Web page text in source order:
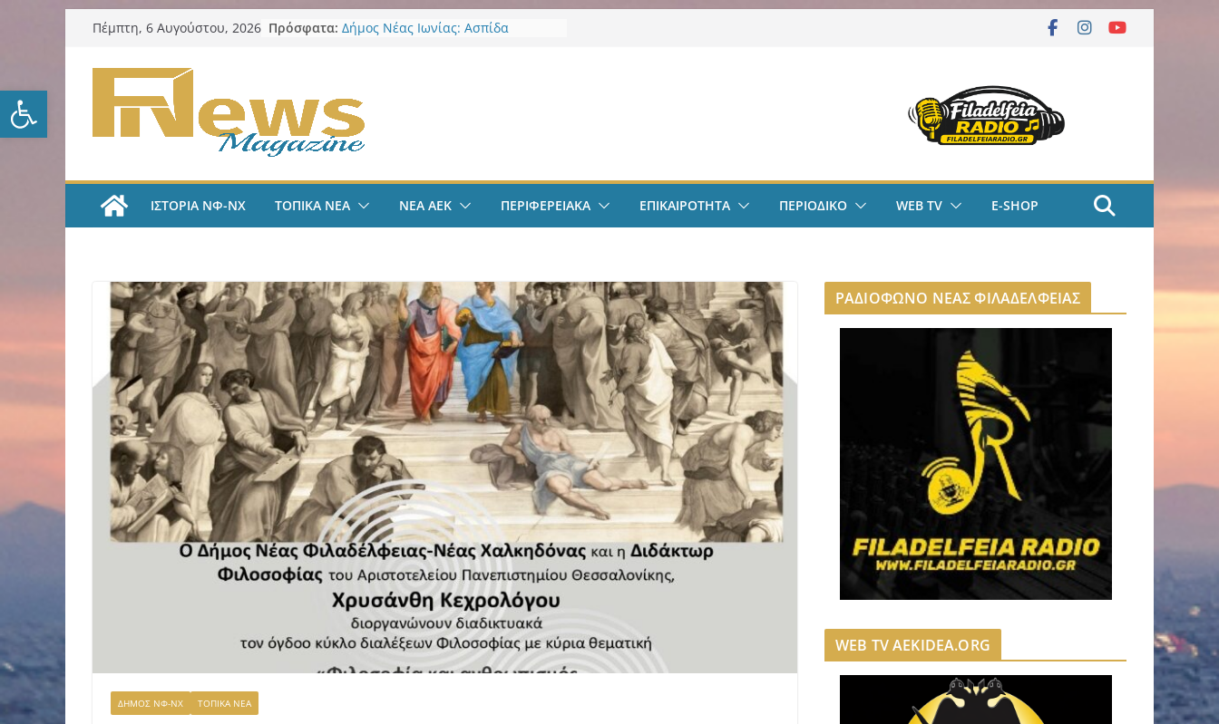
Ανοίξτε τη γραμμή εργαλείων
Μετάβαση
περιεχόμενο
Πέμπτη, 6 Αυγούστου, 2026 Πρόσφατα: Δήμος Νέας Ιωνίας: Ασπίδα
ΑΕΚ Ποδόσφαιρο: Στην Αθήνα ο
Μίλαν Βιτάλις – Περνά ιατρικά,
υπογράφει τετραετές συμβόλαιο
και πιάνει δουλειά στα Σπάτα
γραμμές με Γιάννη Ευστρατιάδη
και Κώστα Λαγάκη
συγκέντρωση και προπόνηση
ενόψει της νέας αγωνιστικής σεζόν
ΙΣΤΟΡΙΑ ΝΦ-ΝΧ ΤΟΠΙΚΑ ΝΕΑ ΝΕΑ ΑΕΚ ΠΕΡΙΦΕΡΕΙΑΚΑ ΕΠΙΚΑΙΡΟΤΗΤΑ ΠΕΡΙΟΔΙΚΟ WEB TV E-SHOP
ΔΗΜΟΣ ΝΦ-ΝΧ ΤΟΠΙΚΑ ΝΕΑ
ΡΑΔΙΟΦΩΝΟ ΝΕΑΣ ΦΙΛΑΔΕΛΦΕΙΑΣ
WEB TV AEKIDEA.ORG